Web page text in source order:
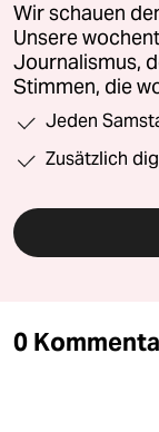
Wir schauen
Unsere
Journalismus,
Stimmen, die
Jeden
Zusätzlich
0